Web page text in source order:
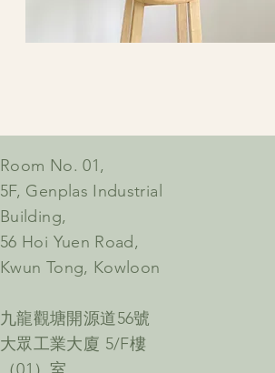
Room No. 01,
5F, Genplas Industrial
Building,
56 Hoi Yuen Road,
Kwun Tong, Kowloon
九龍觀塘開源道56號
大眾工業大廈 5/F樓
（01）室